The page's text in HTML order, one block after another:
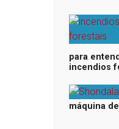
para
incendios
máquina